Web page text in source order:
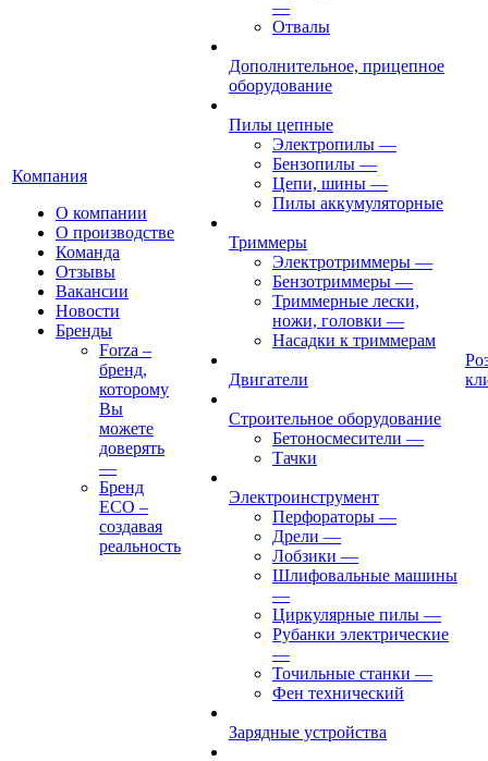
Компания
О компании
О производстве
Команда
Отзывы
Вакансии
Новости
Бренды
Forza –
бренд,
которому
Вы
можете
доверять
—
Бренд
ECO –
создавая
реальность
—
Отвалы
Дополнительное, прицепное
оборудование
Пилы цепные
Электропилы —
Бензопилы —
Цепи, шины —
Пилы аккумуляторные
Триммеры
Электротриммеры —
Бензотриммеры —
Триммерные лески,
ножи, головки —
Насадки к триммерам
Двигатели
Строительное оборудование
Бетоносмесители —
Тачки
Электроинструмент
Перфораторы —
Дрели —
Лобзики —
Шлифовальные машины
—
Циркулярные пилы —
Рубанки электрические
—
Точильные станки —
Фен технический
Зарядные устройства